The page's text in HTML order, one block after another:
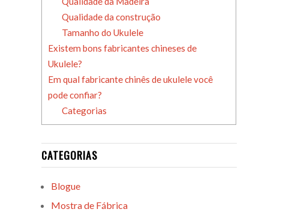
Qualidade da construção
Tamanho do Ukulele
Existem bons fabricantes chineses de
Ukulele?
Em qual fabricante chinês de ukulele você
pode confiar?
Categorias
CATEGORIAS
Blogue
Mostra de Fábrica